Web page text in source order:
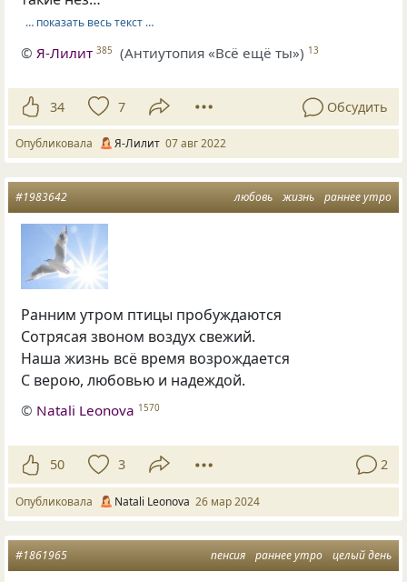
… показать весь текст …
© Я-Лилит 385 (Антиутопия «Всё ещё ты») 13
34 7 Обсудить
Опубликовала Я-Лилит 07 авг 2022
любовь жизнь раннее утро
#1983642
Ранним утром птицы пробуждаются
Сотрясая звоном воздух свежий.
Наша жизнь всё время возрождается
С верою, любовью и надеждой.
© Natali Leonova 1570
50 3 2
Опубликовала Natali Leonova 26 мар 2024
пенсия раннее утро целый день
#1861965